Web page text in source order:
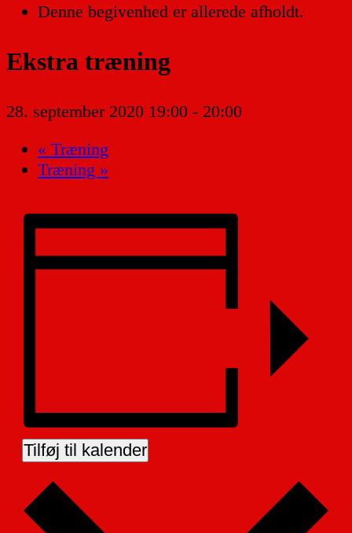
Denne begivenhed er allerede afholdt.
Ekstra træning
28. september 2020 19:00 - 20:00
« Træning
Træning »
Tilføj til kalender